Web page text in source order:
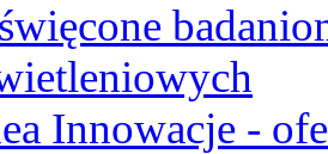
Innowacje -